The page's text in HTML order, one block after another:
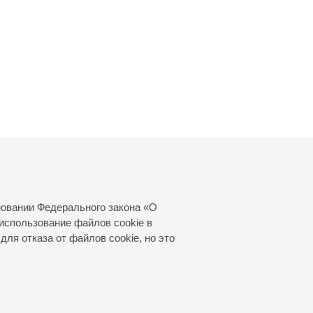
Федерального закона «О
файлов cookie в
отказа от файлов cookie, но это